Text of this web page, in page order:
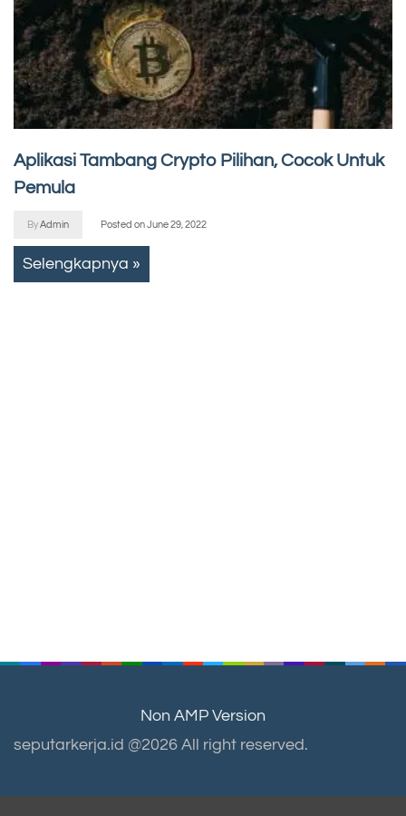
Aplikasi Tambang Crypto Pilihan, Cocok Untuk
Pemula
ByAdmin Posted onJune 29, 2022
Selengkapnya »
Non AMP Version
seputarkerja.id @2026 All right reserved.